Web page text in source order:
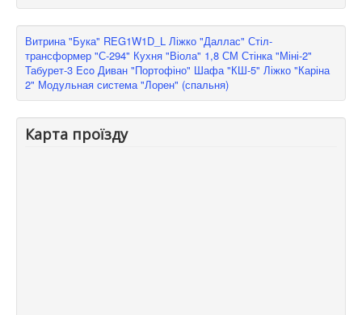
Витрина "Бука" REG1W1D_L Ліжко "Даллас" Стіл-
трансформер "С-294" Кухня "Віола" 1,8 СМ Стінка "Міні-2"
Табурет-3 Eco Диван "Портофіно" Шафа "КШ-5" Ліжко "Каріна
2" Модульная система "Лорен" (спальня)
Карта проїзду